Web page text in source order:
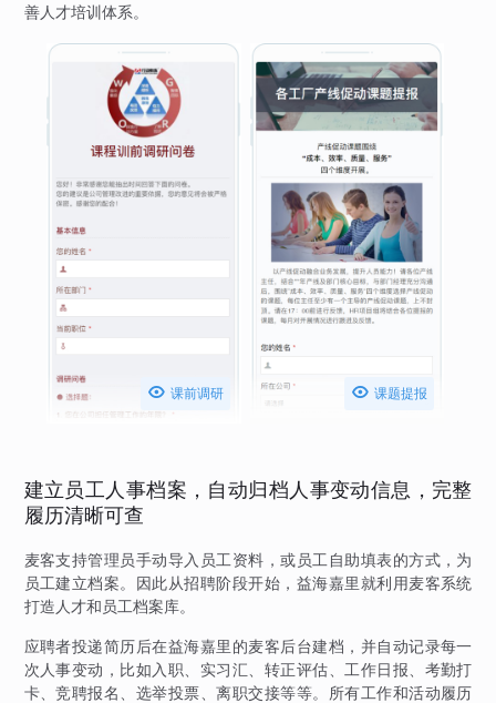
善人才培训体系。
 课前调研  课题提报
建立员工人事档案，自动归档人事变动信息，完整
履历清晰可查
麦客支持管理员手动导入员工资料，或员工自助填表的方式，为
员工建立档案。因此从招聘阶段开始，益海嘉里就利用麦客系统
打造人才和员工档案库。
应聘者投递简历后在益海嘉里的麦客后台建档，并自动记录每一
次人事变动，比如入职、实习汇、转正评估、工作日报、考勤打
卡、竞聘报名、选举投票、离职交接等等。所有工作和活动履历